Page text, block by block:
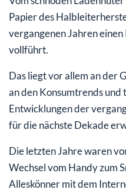
Papier des
vergangenen Jahren
vollführt.
Das liegt vor allem an der
an den Konsumtrends und
Entwicklungen der
für die nächste Dekade
Die letzten Jahre waren
Wechsel vom Handy zum
Alleskönner mit dem